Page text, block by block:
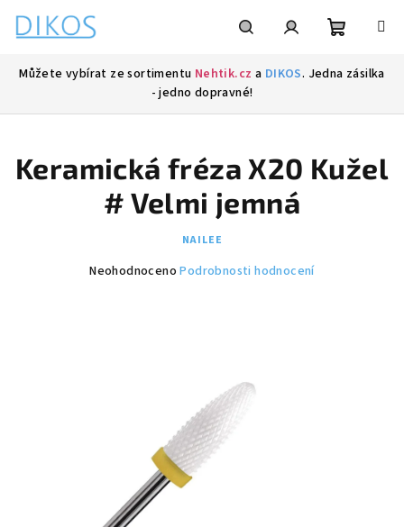
obsah
Můžete vybírat ze sortimentu Nehtik.cz a DIKOS. Jedna zásilka
- jedno dopravné!
Keramická fréza X20 Kužel
# Velmi jemná
NAILEE
Průměrné
Neohodnoceno Podrobnosti hodnocení